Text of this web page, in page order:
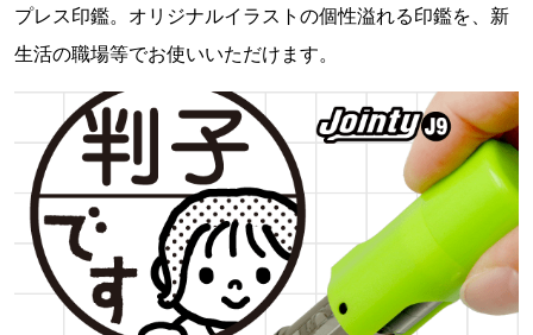
プレス印鑑。オリジナルイラストの個性溢れる印鑑を、新
生活の職場等でお使いいただけます。